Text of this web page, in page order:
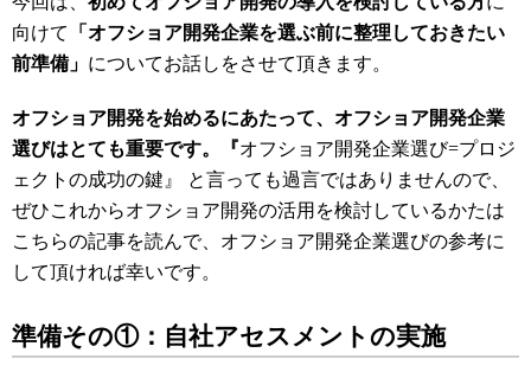
向けて
「オフショア開発企業を選ぶ前に整理しておきたい
前準備」 についてお話しをさせて頂きます。
オフショア開発を始めるにあたって、オフショア開発企業
選びはとても重要です。『オフショア開発企業選び=プロジ
ェクトの成功の鍵』 と言っても過言ではありませんので、
ぜひこれからオフショア開発の活用を検討しているかたは
こちらの記事を読んで、オフショア開発企業選びの参考に
して頂ければ幸いです。
準備その①：自社アセスメントの実施